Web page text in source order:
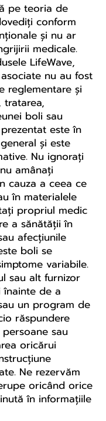
pe teoria de
conform
și nu ar
medicale.
LifeWave,
nu au fost
reglementare și
tratarea,
boli sau
este în
și este
Nu ignorați
amânați
cauza a ceea ce
în materialele
propriul medic
a sănătății în
afecțiunile
boli se
variabile.
sau alt furnizor
de a
un program de
răspundere
sau
oricărui
Ne rezervăm
oricând orice
în informațiile